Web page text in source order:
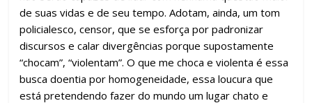
de suas vidas e de seu tempo. Adotam, ainda, um tom
policialesco, censor, que se esforça por padronizar
discursos e calar divergências porque supostamente
“chocam”, “violentam”. O que me choca e violenta é essa
busca doentia por homogeneidade, essa loucura que
está pretendendo fazer do mundo um lugar chato e